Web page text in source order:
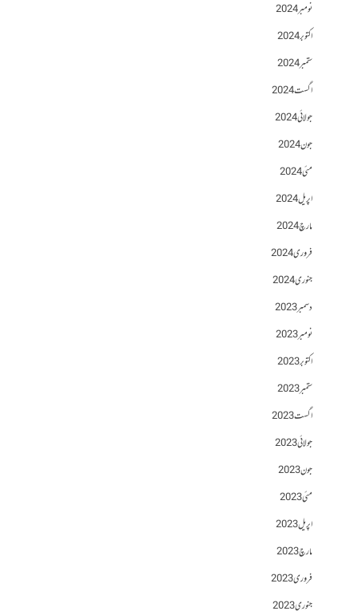
نومبر 2024
اکتوبر 2024
ستمبر 2024
اگست 2024
جولائی 2024
جون 2024
مئی 2024
اپریل 2024
مارچ 2024
فروری 2024
جنوری 2024
دسمبر 2023
نومبر 2023
اکتوبر 2023
ستمبر 2023
اگست 2023
جولائی 2023
جون 2023
مئی 2023
اپریل 2023
مارچ 2023
فروری 2023
جنوری 2023